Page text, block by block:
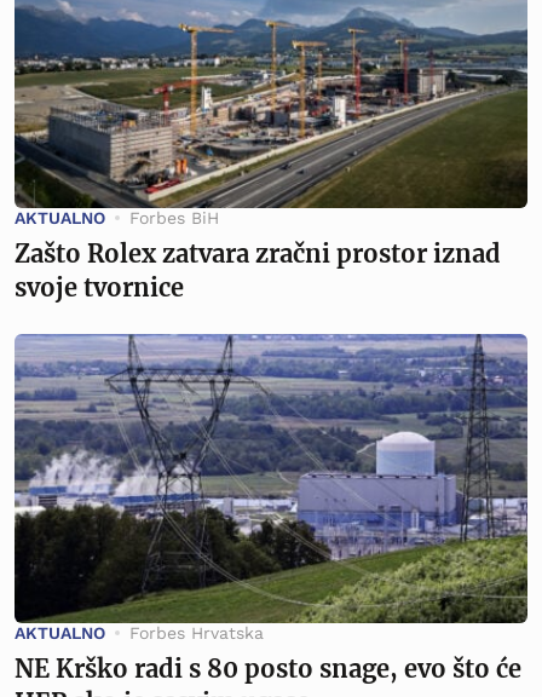
AKTUALNO Forbes BiH
Zašto Rolex zatvara zračni prostor iznad
svoje tvornice
AKTUALNO Forbes Hrvatska
NE Krško radi s 80 posto snage, evo što će